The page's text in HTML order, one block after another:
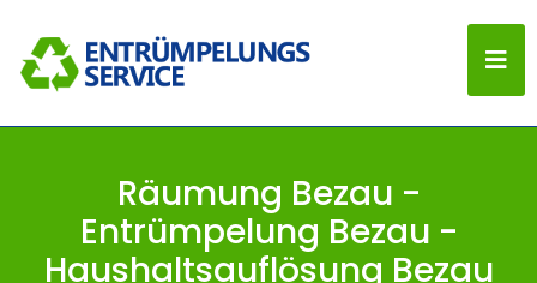
Räumung Bezau -
Entrümpelung Bezau -
Haushaltsauflösung Bezau